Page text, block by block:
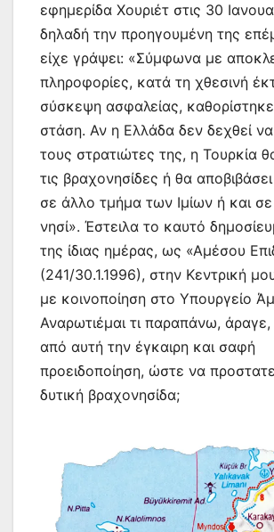
εφημερίδα Χουριέτ στις 30
δηλαδή την προηγουμένη της
είχε γράψει: «Σύμφωνα με
πληροφορίες, κατά τη χθεσινή
σύσκεψη ασφαλείας,
στάση. Αν η Ελλάδα δεν δεχθεί
τους στρατιώτες της, η Τουρκία
τις βραχονησίδες ή θα
σε άλλο τμήμα των Ιμίων ή και σε
νησί». Έστειλα το καυτό
της ίδιας ημέρας, ως «Αμέσου
(241/30.1.1996), στην Κεντρική
με κοινοποίηση στο Υπουργείο
Αναρωτιέμαι τι παραπάνω, άραγε,
από αυτή την έγκαιρη και σαφή
προειδοποίηση, ώστε να
δυτική βραχονησίδα;